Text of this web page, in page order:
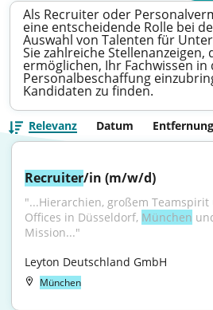
Als Recruiter oder
eine entscheidende Rolle bei
Auswahl von Talenten für
Sie zahlreiche Stellenanzeigen,
ermöglichen, Ihr Fachwissen in
Personalbeschaffung
Kandidaten zu finden.
Relevanz Datum Entfernung
Recruiter/in (m/w/d)
"...Hierarchien, großem
Offices in Düsseldorf, München
Mission..."
Leyton Deutschland GmbH
München